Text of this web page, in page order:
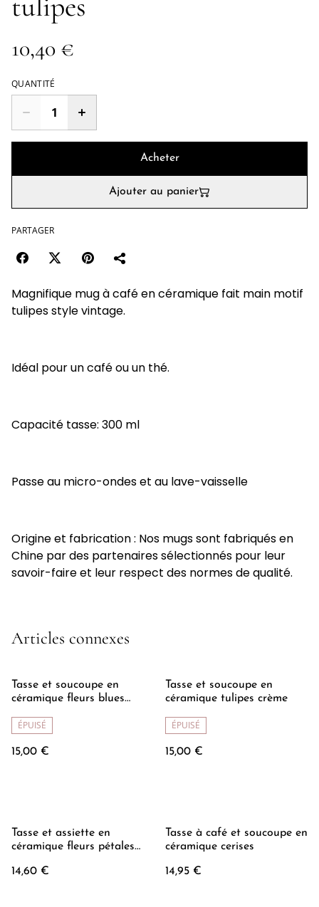
10,40 €
QUANTITÉ
Acheter
Ajouter au panier
PARTAGER
Magnifique mug à café en céramique fait main motif
tulipes style vintage.
Idéal pour un café ou un thé.
Capacité tasse: 300 ml
Passe au micro-ondes et au lave-vaisselle
Origine et fabrication : Nos mugs sont fabriqués en
Chine par des partenaires sélectionnés pour leur
savoir-faire et leur respect des normes de qualité.
Articles connexes
Tasse et soucoupe en
céramique fleurs blues
ÉPUISÉ
15,00 €
Tasse et soucoupe en
céramique tulipes crème
ÉPUISÉ
15,00 €
Tasse et assiette en
céramique fleurs pétales
14,60 €
Tasse à café et soucoupe en
céramique cerises
14,95 €